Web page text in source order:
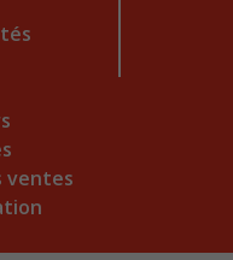
ventes